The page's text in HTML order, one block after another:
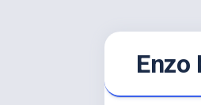
Enzo